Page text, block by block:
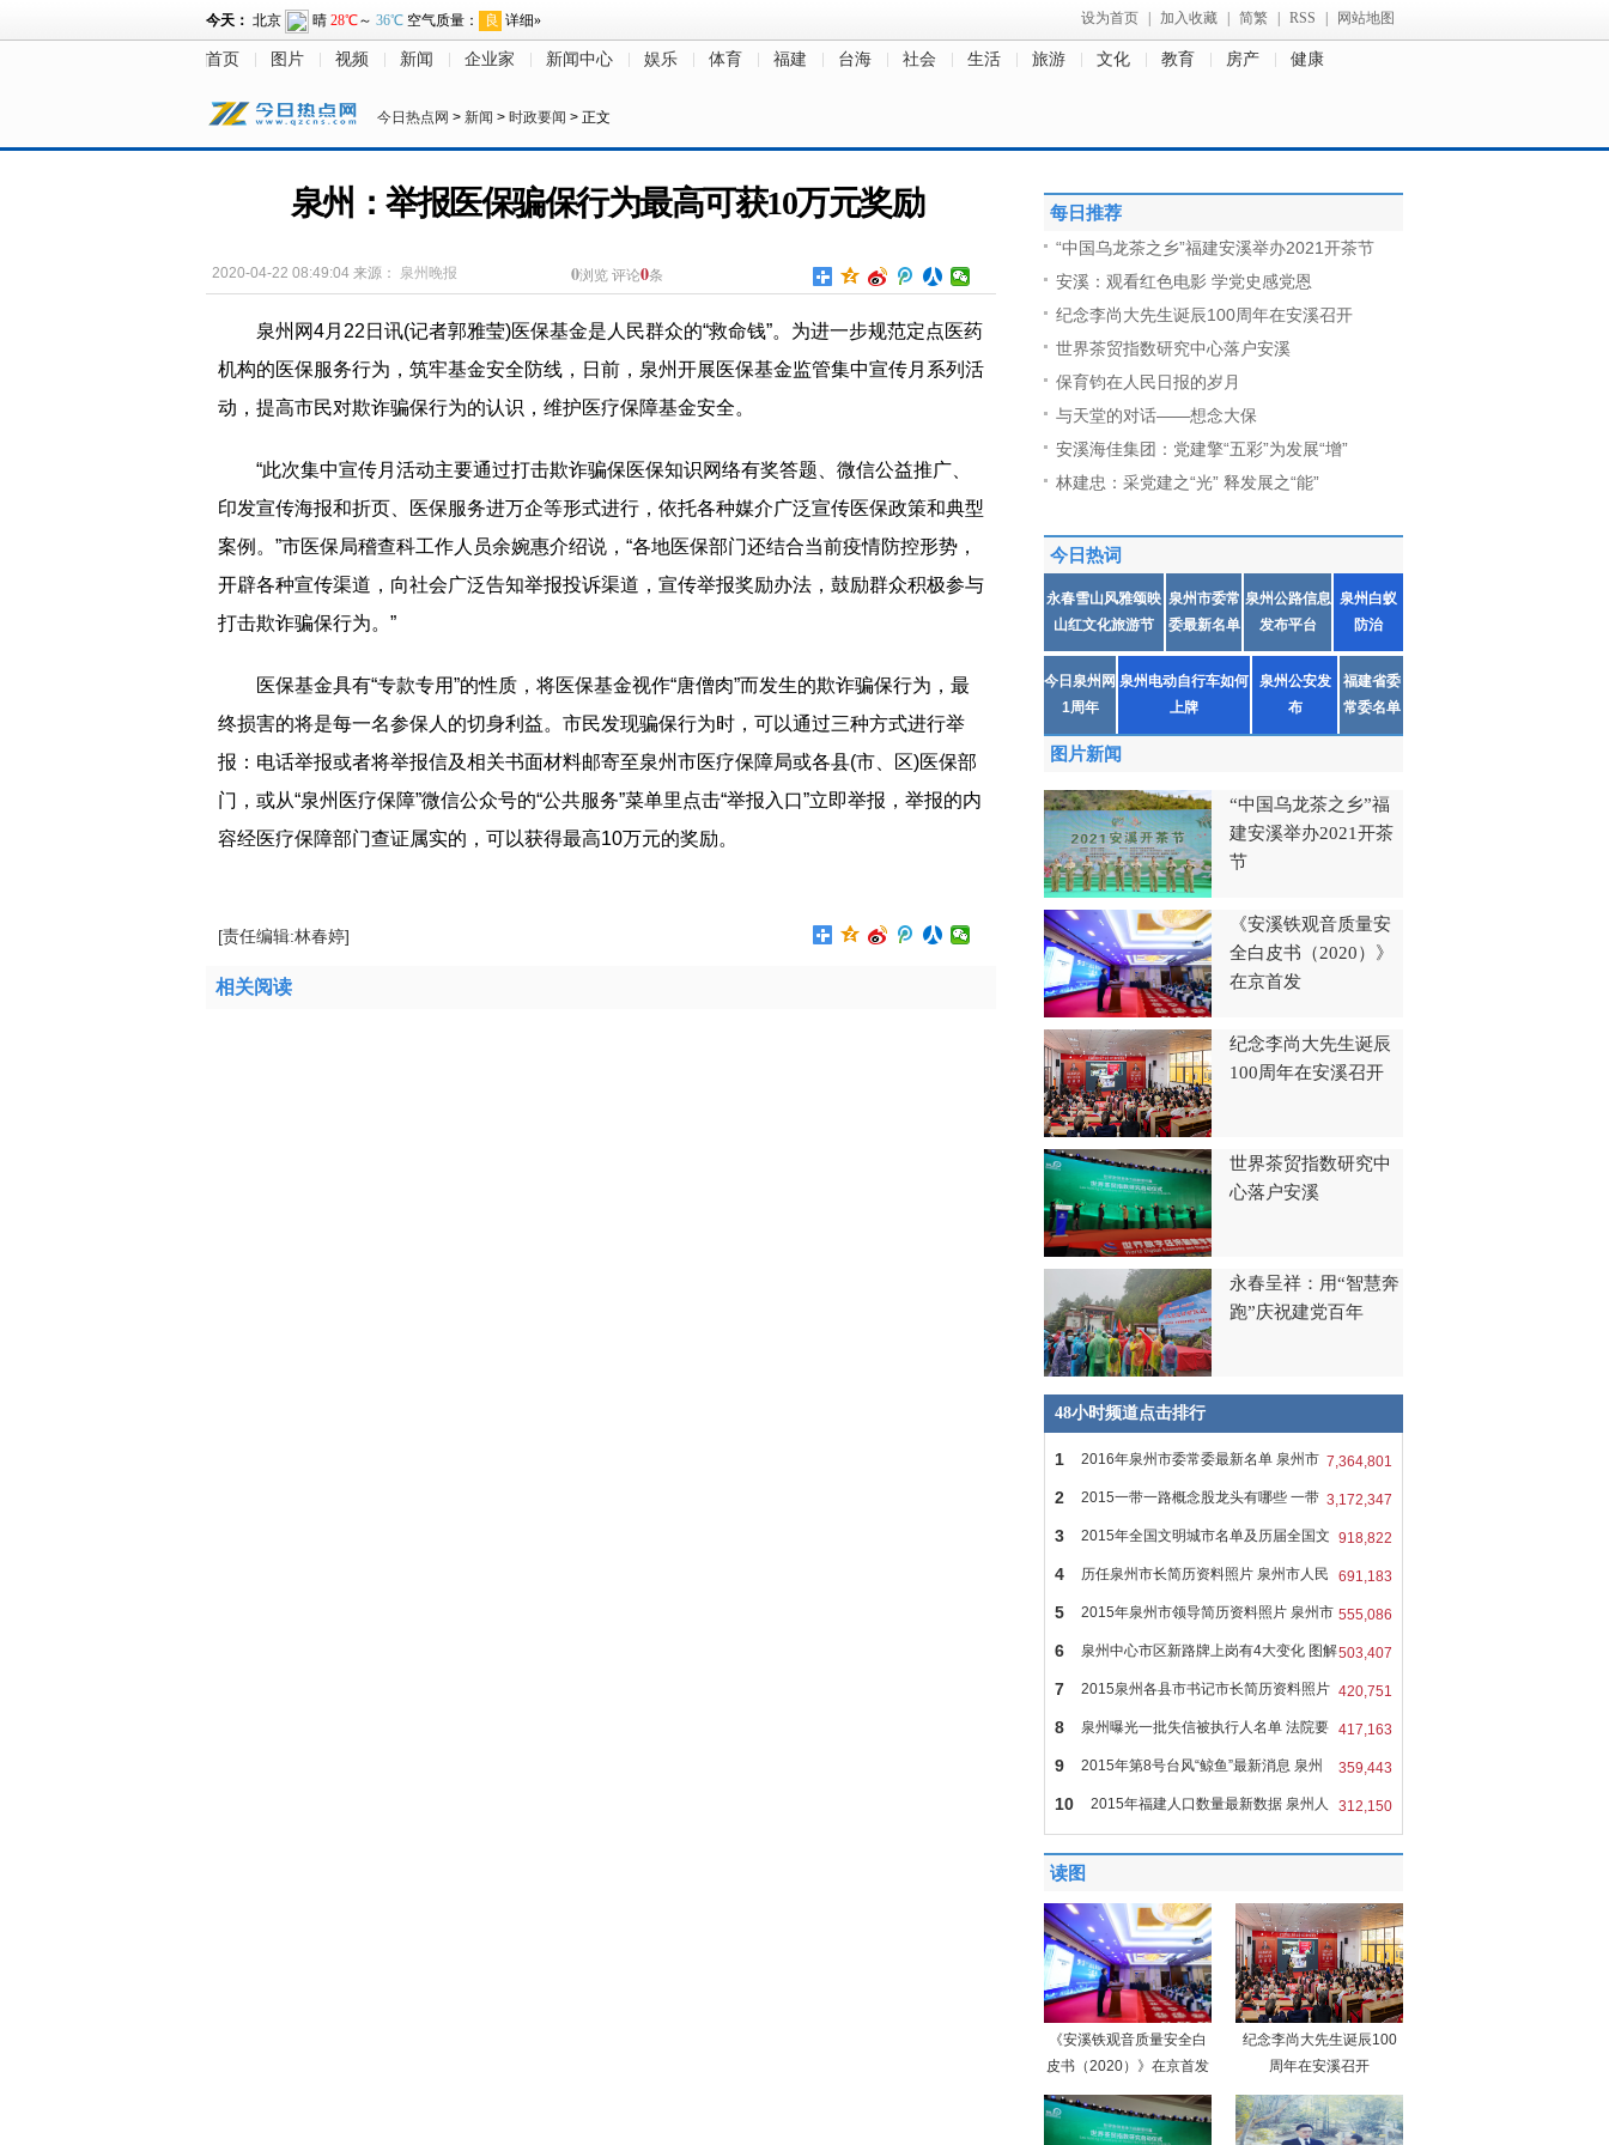
设为首页 加入收藏 简繁 RSS 网站地图
首页 图片 视频 新闻 企业家 新闻中心 娱乐 体育 福建 台海 社会 生活 旅游 文化 教育 房产 健康
今日热点网 > 新闻 > 时政要闻 > 正文
泉州：举报医保骗保行为最高可获10万元奖励
2020-04-22 08:49:04 来源： 泉州晚报 0浏览 评论0条
泉州网4月22日讯(记者郭雅莹)医保基金是人民群众的“救命钱”。为进一步规范定点医药
机构的医保服务行为，筑牢基金安全防线，日前，泉州开展医保基金监管集中宣传月系列活
动，提高市民对欺诈骗保行为的认识，维护医疗保障基金安全。
“此次集中宣传月活动主要通过打击欺诈骗保医保知识网络有奖答题、微信公益推广、
印发宣传海报和折页、医保服务进万企等形式进行，依托各种媒介广泛宣传医保政策和典型
案例。”市医保局稽查科工作人员余婉惠介绍说，“各地医保部门还结合当前疫情防控形势，
开辟各种宣传渠道，向社会广泛告知举报投诉渠道，宣传举报奖励办法，鼓励群众积极参与
打击欺诈骗保行为。”
医保基金具有“专款专用”的性质，将医保基金视作“唐僧肉”而发生的欺诈骗保行为，最
终损害的将是每一名参保人的切身利益。市民发现骗保行为时，可以通过三种方式进行举
报：电话举报或者将举报信及相关书面材料邮寄至泉州市医疗保障局或各县(市、区)医保部
门，或从“泉州医疗保障”微信公众号的“公共服务”菜单里点击“举报入口”立即举报，举报的内
容经医疗保障部门查证属实的，可以获得最高10万元的奖励。
[责任编辑:林春婷]
相关阅读
每日推荐
“中国乌龙茶之乡”福建安溪举办2021开茶节
安溪：观看红色电影 学党史感党恩
纪念李尚大先生诞辰100周年在安溪召开
世界茶贸指数研究中心落户安溪
保育钧在人民日报的岁月
与天堂的对话——想念大保
安溪海佳集团：党建擎“五彩”为发展“增”
林建忠：采党建之“光” 释发展之“能”
今日热词
永春雪山风雅颂映
山红文化旅游节
泉州市委常
委最新名单
泉州公路信息
发布平台
泉州白蚁
防治
今日泉州网
1周年
泉州电动自行车如何
上牌
泉州公安发
布
福建省委
常委名单
图片新闻
“中国乌龙茶之乡”福
建安溪举办2021开茶
节
《安溪铁观音质量安
全白皮书（2020）》
在京首发
纪念李尚大先生诞辰
100周年在安溪召开
世界茶贸指数研究中
心落户安溪
永春呈祥：用“智慧奔
跑”庆祝建党百年
48小时频道点击排行
7,364,801
1 2016年泉州市委常委最新名单 泉州市
县 3,172,347
2 2015一带一路概念股龙头有哪些 一带
一 918,822
3 2015年全国文明城市名单及历届全国文
明 691,183
4 历任泉州市长简历资料照片 泉州市人民
555,086
5 2015年泉州市领导简历资料照片 泉州市
503,407
6 泉州中心市区新路牌上岗有4大变化 图解
420,751
7 2015泉州各县市书记市长简历资料照片
417,163
8 泉州曝光一批失信被执行人名单 法院要
359,443
9 2015年第8号台风“鲸鱼”最新消息 泉州
312,150
10 2015年福建人口数量最新数据 泉州人
口8
读图
《安溪铁观音质量安全白
皮书（2020）》在京首发
纪念李尚大先生诞辰100
周年在安溪召开